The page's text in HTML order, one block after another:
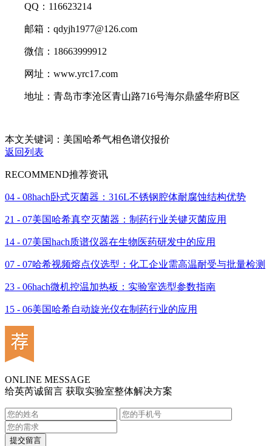
QQ：116623214
邮箱：qdyjh1977@126.com
微信：18663999912
网址：www.yrc17.com
地址：青岛市李沧区青山路716号海尔鼎盛华府B区
本文关键词：美国哈希气相色谱仪报价
返回列表
RECOMMEND推荐资讯
04 - 08hach卧式灭菌器：316L不锈钢腔体耐腐蚀结构优势
21 - 07美国哈希真空灭菌器：制药行业关键灭菌应用
14 - 07美国hach质谱仪器在生物医药研发中的应用
07 - 07哈希视频熔点仪选型：化工企业需高温耐受与批量检测
23 - 06hach微机控温加热板：实验室选型参数指南
15 - 06美国哈希自动旋光仪在制药行业的应用
ONLINE MESSAGE
给英芮诚留言 获取实验室整体解决方案